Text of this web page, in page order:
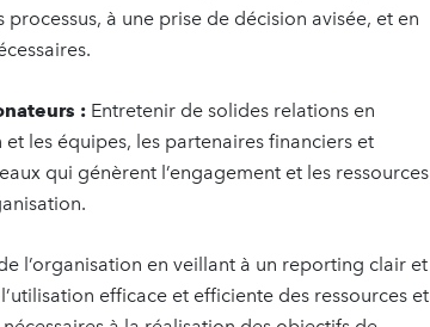
à une prise de décision avisée, et en
: Entretenir de solides relations en
les équipes, les partenaires financiers et
qui génèrent l’engagement et les ressources
l’organisation en veillant à un reporting clair et
efficace et efficiente des ressources et